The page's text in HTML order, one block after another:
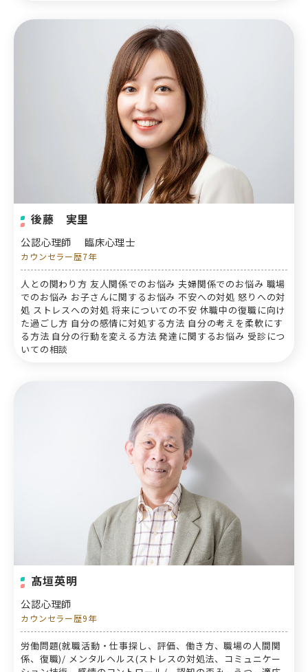
後藤 実里
公認心理師 臨床心理士
カウンセラー歴7年
人との関わり方 友人関係でのお悩み 夫婦関係でのお悩み 職場
でのお悩み お子さんに関するお悩み 不安への対処 怒りへの対
処 ストレスへの対処 将来についての不安 休職中の復職に向け
た過ごし方 自分の感情に対処する方法 自分の考えを柔軟にす
る方法 自分の行動を変える方法 発達に関するお悩み 受診につ
いての相談
髙垣英明
公認心理師
カウンセラー歴9年
労働問題(就職活動・仕事探し、評価、働き方、職場の人間関
係、復職)/ メンタルヘルス(ストレスの対処法、コミュニケー